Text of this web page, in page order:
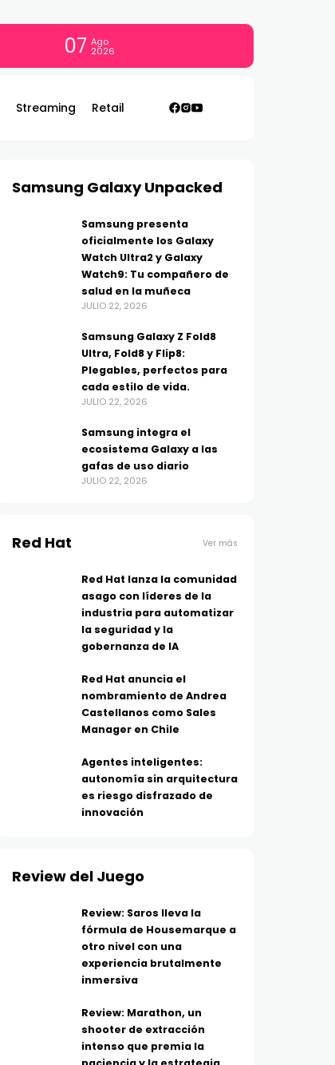
07 Ago
2026
Streaming Retail
Samsung Galaxy Unpacked
Samsung presenta
oficialmente los Galaxy
Watch Ultra2 y Galaxy
Watch9: Tu compañero de
salud en la muñeca
JULIO 22, 2026
Samsung Galaxy Z Fold8
Ultra, Fold8 y Flip8:
Plegables, perfectos para
cada estilo de vida.
JULIO 22, 2026
Samsung integra el
ecosistema Galaxy a las
gafas de uso diario
JULIO 22, 2026
Red Hat Ver más
Red Hat lanza la comunidad
asago con líderes de la
industria para automatizar
la seguridad y la
gobernanza de IA
Red Hat anuncia el
nombramiento de Andrea
Castellanos como Sales
Manager en Chile
Agentes inteligentes:
autonomía sin arquitectura
es riesgo disfrazado de
innovación
Review del Juego
Review: Saros lleva la
fórmula de Housemarque a
otro nivel con una
experiencia brutalmente
inmersiva
Review: Marathon, un
shooter de extracción
intenso que premia la